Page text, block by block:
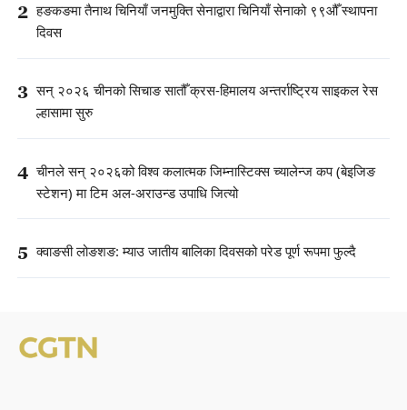
2 हङकङमा तैनाथ चिनियाँ जनमुक्ति सेनाद्वारा चिनियाँ सेनाको ९९औँ स्थापना
दिवस
3 सन् २०२६ चीनको सिचाङ सातौँ क्रस-हिमालय अन्तर्राष्ट्रिय साइकल रेस
ल्हासामा सुरु
4 चीनले सन् २०२६को विश्व कलात्मक जिम्नास्टिक्स च्यालेन्ज कप (बेइजिङ
स्टेशन) मा टिम अल-अराउन्ड उपाधि जित्यो
5 क्वाङसी लोङशङ: म्याउ जातीय बालिका दिवसको परेड पूर्ण रूपमा फुल्दै